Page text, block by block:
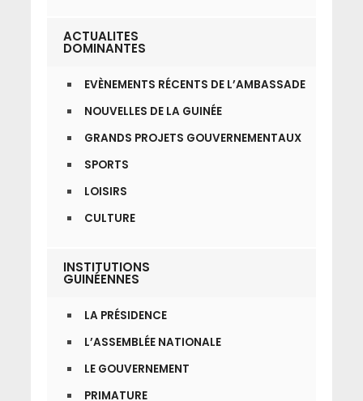
ACTUALITES
DOMINANTES
EVÈNEMENTS RÉCENTS DE L’AMBASSADE
NOUVELLES DE LA GUINÉE
GRANDS PROJETS GOUVERNEMENTAUX
SPORTS
LOISIRS
CULTURE
INSTITUTIONS
GUINÉENNES
LA PRÉSIDENCE
L’ASSEMBLÉE NATIONALE
LE GOUVERNEMENT
PRIMATURE